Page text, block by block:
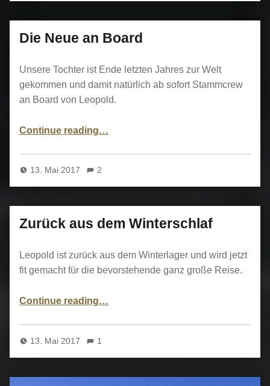
Die Neue an Board
Unsere Tochter ist Ende letzten Jahres zur Welt
gekommen und damit natürlich ab sofort Stammcrew
an Board von Leopold.
Continue reading…
13. Mai 2017 2
Zurück aus dem Winterschlaf
Leopold ist zurück aus dem Winterlager und wird jetzt
fit gemacht für die bevorstehende ganz große Reise.
Continue reading…
13. Mai 2017 1